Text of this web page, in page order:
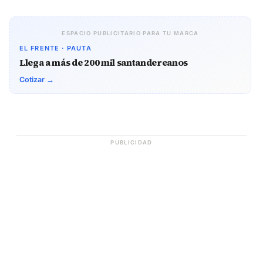
ESPACIO PUBLICITARIO PARA TU MARCA
EL FRENTE · PAUTA
Llega a más de 200 mil santandereanos
Cotizar →
PUBLICIDAD